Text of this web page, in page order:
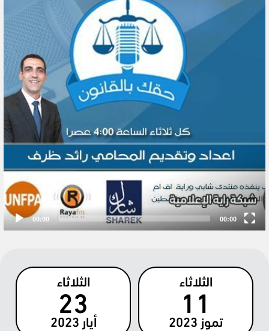
00:00 00:00
الثلاثاء
11
تموز 2023
الثلاثاء
23
أيار 2023